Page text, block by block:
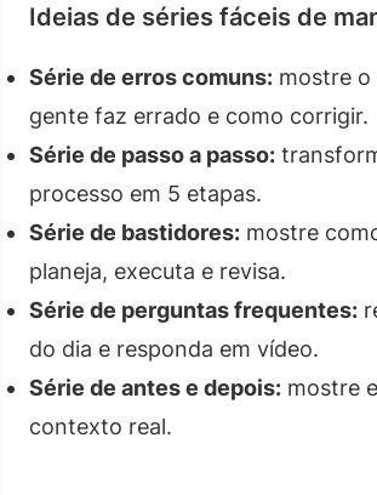
Ideias de séries fáceis de
Série de erros comuns: mostre o
gente faz errado e como corrigir.
Série de passo a passo:
processo em 5 etapas.
Série de bastidores: mostre
planeja, executa e revisa.
Série de perguntas frequentes:
do dia e responda em vídeo.
Série de antes e depois: mostre
contexto real.